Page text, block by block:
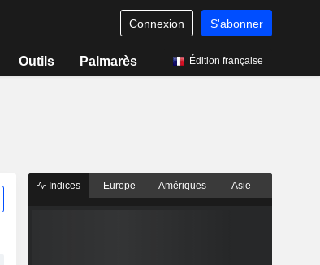
Connexion S'abonner
Outils Palmarès Édition française
Indices Europe Amériques Asie